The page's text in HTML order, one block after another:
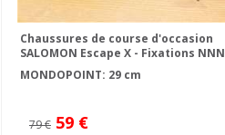
Chaussures de course d'occasion
SALOMON Escape X - Fixations NNN
MONDOPOINT: 29 cm
79 € 59 €